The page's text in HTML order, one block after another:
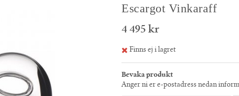
Escargot Vinkaraff
4 495 kr
Finns ej i lagret
Bevaka produkt
Anger ni er e-postadress nedan